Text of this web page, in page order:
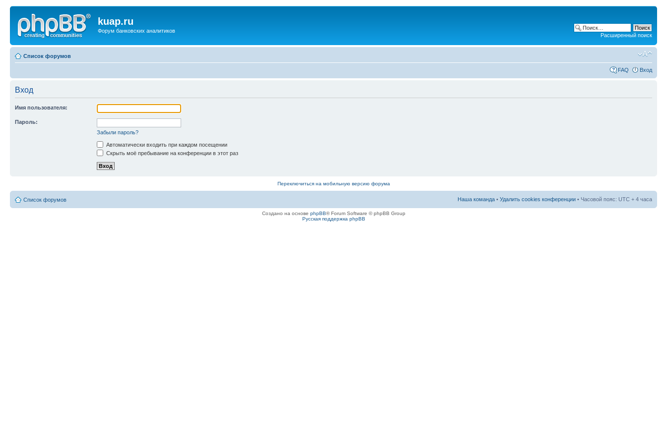
kuap.ru
Форум банковских аналитиков
Расширенный поиск
Список форумов
FAQ Вход
Вход
Имя пользователя:
Пароль:
Забыли пароль?
Автоматически входить при каждом посещении
Скрыть моё пребывание на конференции в этот раз
Переключиться на мобильную версию форума
Список форумов Наша команда • Удалить cookies конференции • Часовой пояс: UTC + 4 часа
Создано на основе phpBB® Forum Software © phpBB Group
Русская поддержка phpBB